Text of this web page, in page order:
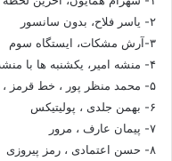
۲- یاسر فلاح، بدون سانسور
۳-آرش مشکات، ایستگاه سوم
۴- منشه امیر، یکشنبه ها با منشه
۵- محمد منظر پور ، خط قرمز ، هدلاین
۶- بهمن جلدی ، پولیتیکس
۷- پیمان عارف ، مرور
۸- حسن اعتمادی ، رمز پیروزی